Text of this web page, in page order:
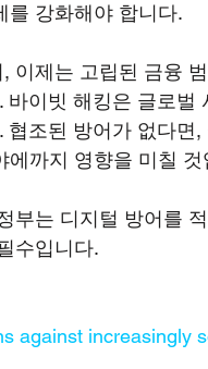
를 강화해야 합니다.
이제는 고립된 금융
이빗 해킹은 글로벌
조된 방어가 없다면
까지 영향을 미칠 것
부는 디지털 방어를
수입니다.
against increasingly